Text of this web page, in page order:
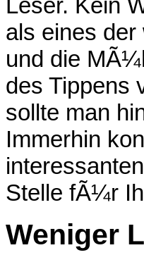
als eines
und die
des Tippens
sollte man
Immerhin
Stelle fÃ¼r
Weniger